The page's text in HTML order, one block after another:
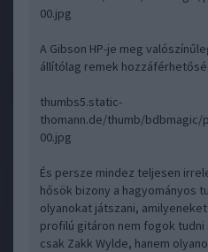
00.jpg
A Gibson HP-je meg
állítólag remek
thumbs5.static-
thomann.de/thumb/bdbmagic/
00.jpg
És persze mindez teljesen
hősök bizony a hagyományos
olyanokat játszani,
profilú gitáron nem fogok tudni
csak Zakk Wylde, hanem